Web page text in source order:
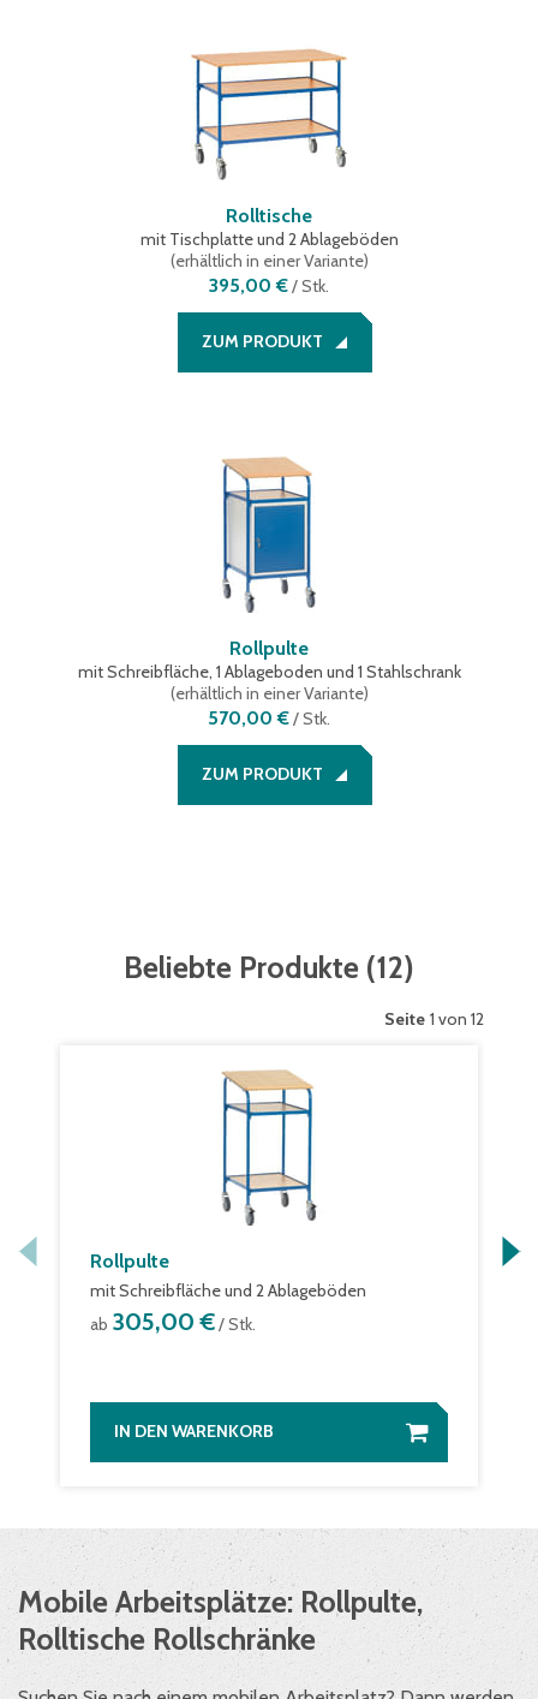
Rolltische
mit Tischplatte und 2 Ablageböden
(erhältlich in einer Variante)
395,00 €/Stk.
ZUM PRODUKT
Rollpulte
mit Schreibfläche, 1 Ablageboden und 1 Stahlschrank
(erhältlich in einer Variante)
570,00 €/Stk.
ZUM PRODUKT
Beliebte Produkte (12)
Seite 1 von 12
Rollpulte
mit Schreibfläche und 2 Ablageböden
ab 305,00 €/ Stk.
IN DEN WARENKORB
Mobile Arbeitsplätze: Rollpulte,
Rolltische Rollschränke